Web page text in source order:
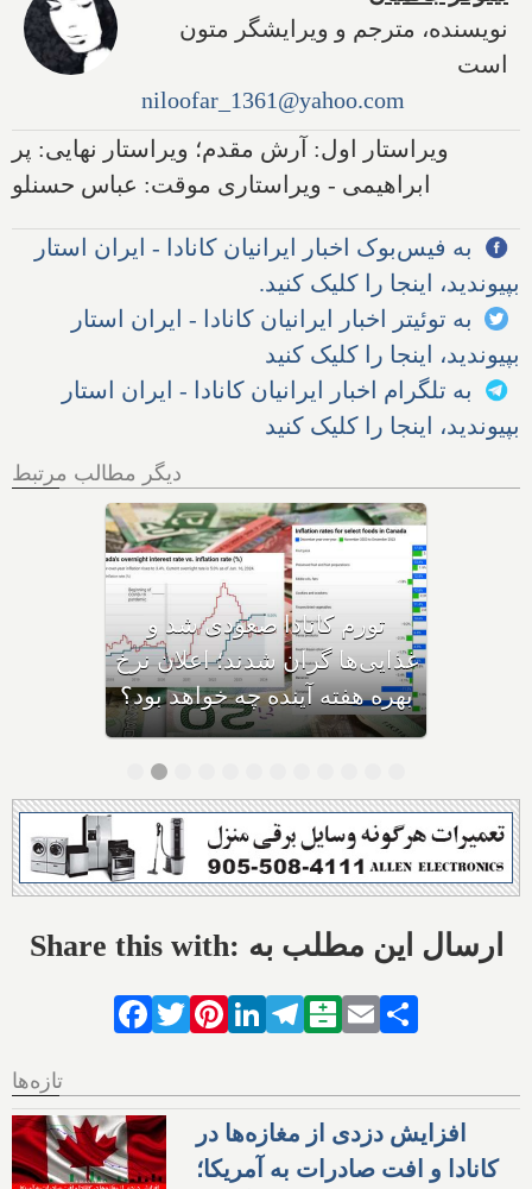
نویسنده، مترجم و ویرایشگر متون
است
niloofar_1361@yahoo.com
ویراستار اول: آرش مقدم؛ ویراستار نهایی: پر
ابراهیمی - ویراستاری موقت: عباس حسنلو
به فیس‌بوک اخبار ایرانیان کانادا - ایران استار
بپیوندید، اینجا را کلیک کنید.
به توئیتر اخبار ایرانیان کانادا - ایران استار
بپیوندید، اینجا را کلیک کنید
به تلگرام اخبار ایرانیان کانادا - ایران استار
بپیوندید، اینجا را کلیک کنید
دیگر مطالب مرتبط
فردا آخرین روز بازپرداخت وام
۶۰,۰۰۰ دلاری بیزینس‌های
کاناداست؛ نیمی از بیزینس‌ها در
حال ورشکستگی هستند
Share this with: ارسال این مطلب به
Facebook
TwitterPinterestLinkedIn
Telegram
Balatarin
Email
تازه‌ها
افزایش دزدی از مغازه‌ها در
کانادا و افت صادرات به آمریکا؛